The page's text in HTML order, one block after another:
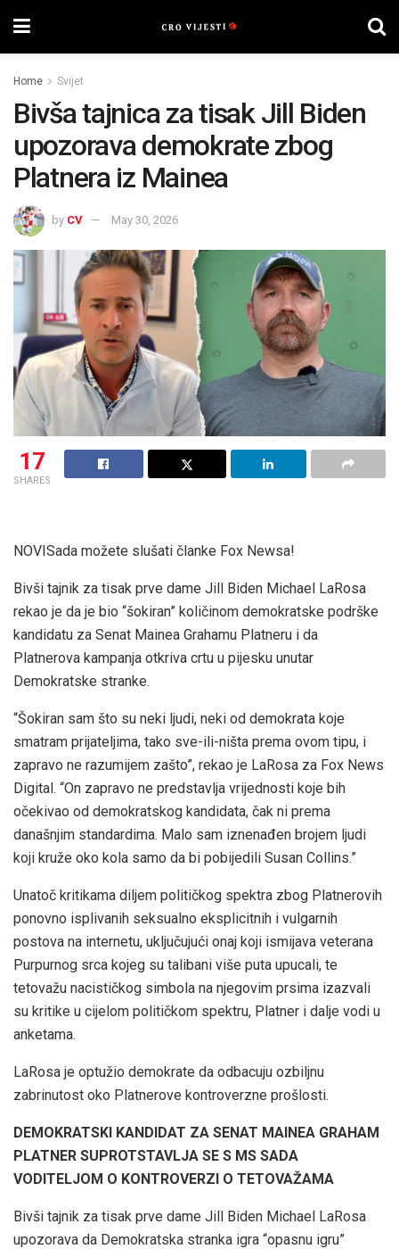
Home Svijet
Bivša tajnica za tisak Jill Biden
upozorava demokrate zbog
Platnera iz Mainea
by CV May 30, 2026
17
SHARES
NOVISada možete slušati članke Fox Newsa!
Bivši tajnik za tisak prve dame Jill Biden Michael LaRosa
rekao je da je bio “šokiran” količinom demokratske podrške
kandidatu za Senat Mainea Grahamu Platneru i da
Platnerova kampanja otkriva crtu u pijesku unutar
Demokratske stranke.
“Šokiran sam što su neki ljudi, neki od demokrata koje
smatram prijateljima, tako sve-ili-ništa prema ovom tipu, i
zapravo ne razumijem zašto”, rekao je LaRosa za Fox News
Digital. “On zapravo ne predstavlja vrijednosti koje bih
očekivao od demokratskog kandidata, čak ni prema
današnjim standardima. Malo sam iznenađen brojem ljudi
koji kruže oko kola samo da bi pobijedili Susan Collins.”
Unatoč kritikama diljem političkog spektra zbog Platnerovih
ponovno isplivanih seksualno eksplicitnih i vulgarnih
postova na internetu, uključujući onaj koji ismijava veterana
Purpurnog srca kojeg su talibani više puta upucali, te
tetovažu nacističkog simbola na njegovim prsima izazvali
su kritike u cijelom političkom spektru, Platner i dalje vodi u
anketama.
LaRosa je optužio demokrate da odbacuju ozbiljnu
zabrinutost oko Platnerove kontroverzne prošlosti.
DEMOKRATSKI KANDIDAT ZA SENAT MAINEA GRAHAM
PLATNER SUPROTSTAVLJA SE S MS SADA
VODITELJOM O KONTROVERZI O TETOVAŽAMA
Bivši tajnik za tisak prve dame Jill Biden Michael LaRosa
upozorava da Demokratska stranka igra “opasnu igru”